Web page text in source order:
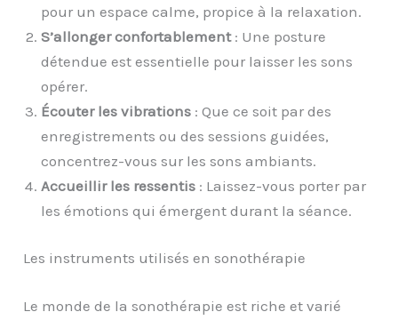
pour un espace calme, propice à la relaxation.
S’allonger confortablement: Une posture
détendue est essentielle pour laisser les sons
opérer.
Écouter les vibrations : Que ce soit par des
enregistrements ou des sessions guidées,
concentrez-vous sur les sons ambiants.
Accueillir les ressentis : Laissez-vous porter par
les émotions qui émergent durant la séance.
Les instruments utilisés en sonothérapie
Le monde de la sonothérapie est riche et varié